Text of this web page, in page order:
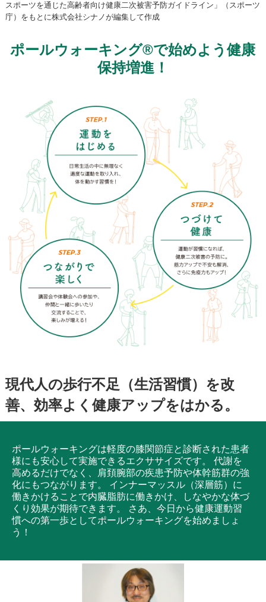
スポーツを通じた高齢者向け健康二次被害予防ガイドライン」（スポーツ
庁）をもとに株式会社シナノが編集して作成
ポールウォーキング®で始めよう健康
保持増進！
現代人の歩行不足（生活習慣）を改
善、効率よく健康アップをはかる。
ポールウォーキングは軽度の膝関節症と診断された患者
様にも安心して実施できるエクササイズです。 代謝を
高めるだけでなく、肩頚腕部の疾患予防や体幹筋群の強
化にもつながります。 インナーマッスル（深層筋）に
働きかけることで内臓脂肪に働きかけ、しなやかな体づ
くり効果が期待できます。 さあ、今日から健康運動習
慣への第一歩としてポールウォーキングを始めましょ
う！